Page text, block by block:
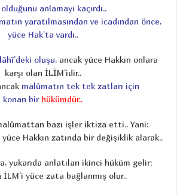
olduğunu anlamayı kaçırdı..
yaratılmasından ve icadından önce,
yüce Hak’ta vardı..
oluşu,ancak yüce Hakkın onlara
karşı olan İLİM’idir..
malûmatın tek tek zatları için
konan bir hükümdür..
bazı işler iktiza etti.. Yani:
Hakkın zatında bir değişiklik alarak..
yukarıda anlatılan ikinci hüküm gelir;
İLM’i yüce zata bağlanmış olur..